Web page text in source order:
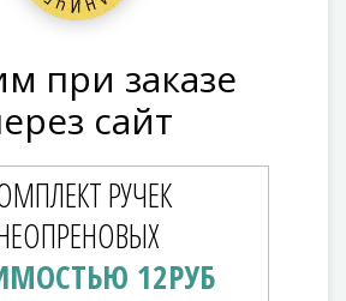
при заказе
сайт
РУЧЕК
12РУБ